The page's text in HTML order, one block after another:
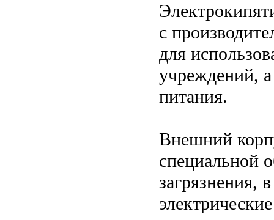
с
для
учреждений,
питания.
Внешний
специальной
загрязнения,